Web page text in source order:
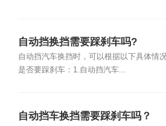
自动挡换挡需要踩刹车吗?
自动挡汽车换挡时，可以根据以下具体情
是否要踩刹车：1.自动挡汽车...
自动挡车换挡需要踩刹车吗？